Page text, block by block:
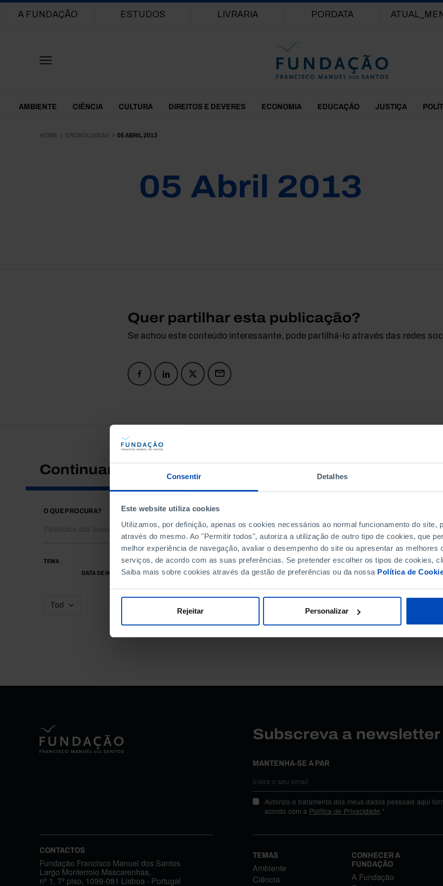
Consentir Detalhes
Este website utiliza cookies
Utilizamos, por definição, apenas os cookies necessários ao normal funcionamento do site,
através do mesmo. Ao "Permitir todos", autoriza a utilização de outro tipo de cookies, que
melhor experiência de navegação, avaliar o desempenho do site ou apresentar as melhores
serviços, de acordo com as suas preferências. Se pretender escolher os tipos de cookies,
Saiba mais sobre cookies através da gestão de preferências ou da nossa Política de
Rejeitar Personalizar
Main navigation
A FUNDAÇÃO ESTUDOS LIVRARIA PORDATA
Themes Menu
AMBIENTE CIÊNCIA CULTURA DIREITOS E DEVERES ECONOMIA EDUCAÇÃO JUSTIÇA
HOME CRONOLOGIAS 05 ABRIL 2013
05 Abril 2013
Quer partilhar esta publicação?
Se achou este conteúdo interessante, pode partilhá-lo através das redes
Continuar a pesquisar
O QUE PROCURA?
TEMA
DATA DE INÍCIO
DATA DE FIM
Subscreva a
MANTENHA-SE A PAR
Autorizo o tratamento dos meus dados pessoais aqui
acordo com a Política de Privacidade.*
CONTACTOS
Fundação Francisco Manuel dos Santos
Largo Monterroio Mascarenhas,
nº 1, 7º piso, 1099-081 Lisboa - Portugal
TEMAS
Ambiente
Ciência
CONHECER A
FUNDAÇÃO
A Fundação